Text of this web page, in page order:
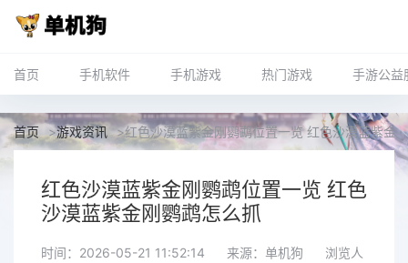
首页 手机软件 手机游戏 热门游戏 手游公益
首页 >游戏资讯 >红色沙漠蓝紫金刚鹦鹉位置一览 红色沙漠蓝紫金
红色沙漠蓝紫金刚鹦鹉位置一览 红色
沙漠蓝紫金刚鹦鹉怎么抓
时间：2026-05-21 11:52:14 来源：单机狗
浏览人